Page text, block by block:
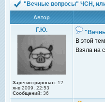
"Вечные вопросы" ЧСН,
Автор
Г.Ю.
Зарегистрирован: 12
янв 2009, 22:53
Сообщений: 36
В этой
Взяла на